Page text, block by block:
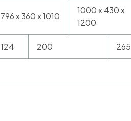
796 x 360 x 1010
1000 x 430 x
1200
124 200 265